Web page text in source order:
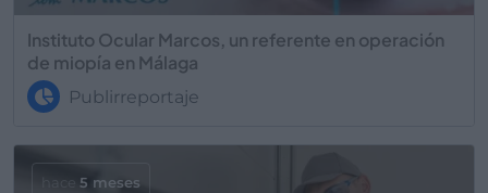
Instituto Ocular Marcos, un referente en operación
de miopía en Málaga
Publirreportaje
hace 5 meses